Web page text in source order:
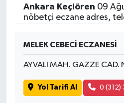
Ankara Keçiören 09
nöbetçi eczane adres,
MELEK CEBECİ ECZANESİ
AYVALI MAH. GAZZE
Yol Tarifi Al 0 (312)
SAĞLIK
SPOR
TARIM
TEKNOLOJİ